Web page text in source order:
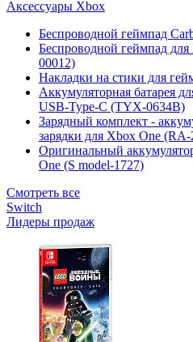
Аксессуары Xbox
Беспроводной геймпад
Беспроводной геймпад
00012)
Накладки на стики для
Аккумуляторная батарея
USB-Type-C (TYX-0634B)
Зарядный комплект -
зарядки для Xbox One
Оригинальный
One (S model-1727)
Смотреть все
Switch
Лидеры продаж